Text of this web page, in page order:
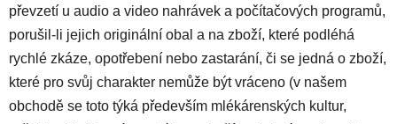
převzetí u audio a video nahrávek a počítačových programů,
porušil-li jejich originální obal a na zboží, které podléhá
rychlé zkáze, opotřebení nebo zastarání, či se jedná o zboží,
které pro svůj charakter nemůže být vráceno (v našem
obchodě se toto týká především mlékárenských kultur,